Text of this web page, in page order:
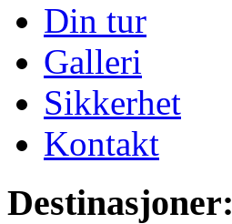
Din tur
Galleri
Sikkerhet
Kontakt
Destinasjoner: